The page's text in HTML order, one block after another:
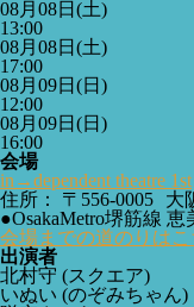
08月08日(土)
13:00
08月08日(土)
17:00
08月09日(日)
12:00
08月09日(日)
16:00
会場
in→dependent theatre 1st
住所： 〒556-0005 大
●OsakaMetro堺筋線
会場までの道のりはこ
出演者
北村守 (スクエア)
いぬい (のぞみちゃん)